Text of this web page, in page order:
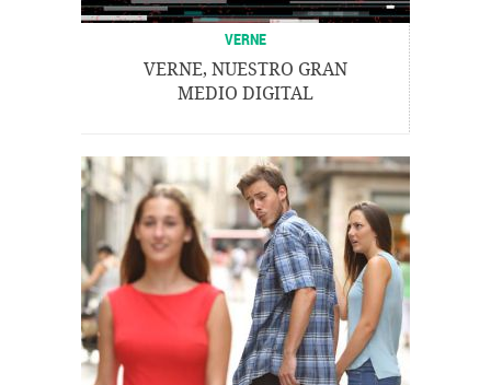
VERNE
VERNE, NUESTRO GRAN
MEDIO DIGITAL